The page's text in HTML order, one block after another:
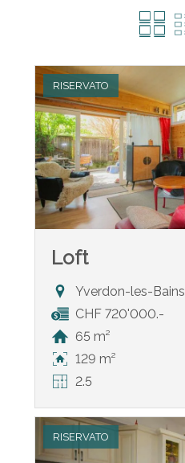
RISERVATO
Loft
Yverdon-les-Bains
CHF 720'000.-
65 m²
129 m²
2.5
RISERVATO